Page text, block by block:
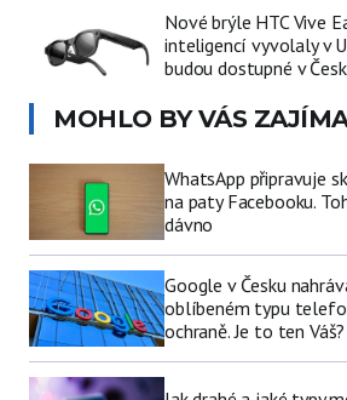
Nové brýle HTC Vive
inteligencí vyvolaly v
budou dostupné v
MOHLO BY VÁS
WhatsApp připravuje
na paty Facebooku.
dávno
Google v Česku
oblíbeném typu
ochraně. Je to ten Váš?